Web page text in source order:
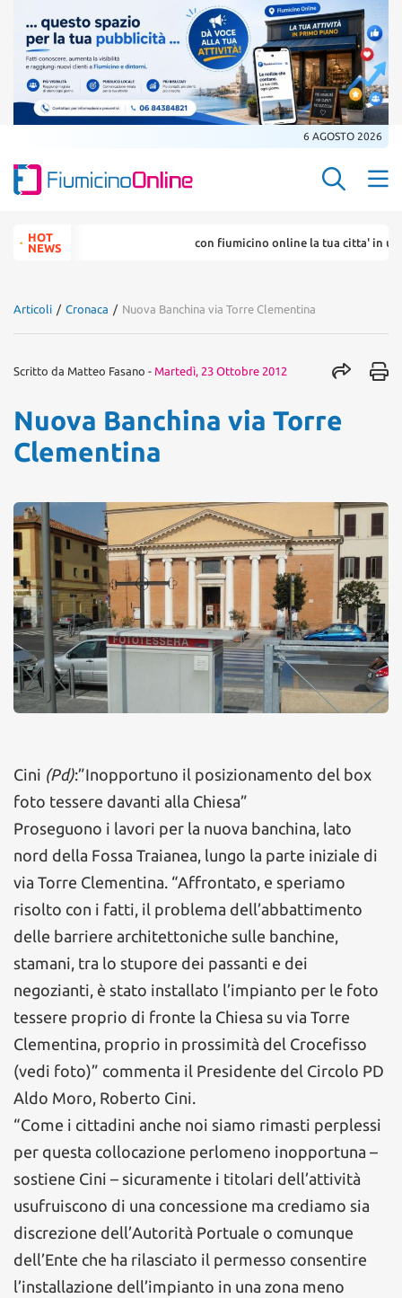
6 AGOSTO 2026
Search
for:HOT
NEWS
con fiumicino online la tua citta' in un
Articoli / Cronaca / Nuova Banchina via Torre Clementina
Scritto da Matteo Fasano - Martedì, 23 Ottobre 2012
Nuova Banchina via Torre
Clementina
Cini (Pd):”Inopportuno il posizionamento del box
foto tessere davanti alla Chiesa”
Proseguono i lavori per la nuova banchina, lato
nord della Fossa Traianea, lungo la parte iniziale di
via Torre Clementina. “Affrontato, e speriamo
risolto con i fatti, il problema dell’abbattimento
delle barriere architettoniche sulle banchine,
stamani, tra lo stupore dei passanti e dei
negozianti, è stato installato l’impianto per le foto
tessere proprio di fronte la Chiesa su via Torre
Clementina, proprio in prossimità del Crocefisso
(vedi foto)” commenta il Presidente del Circolo PD
Aldo Moro, Roberto Cini.
“Come i cittadini anche noi siamo rimasti perplessi
per questa collocazione perlomeno inopportuna –
sostiene Cini – sicuramente i titolari dell’attività
usufruiscono di una concessione ma crediamo sia
discrezione dell’Autorità Portuale o comunque
dell’Ente che ha rilasciato il permesso consentire
l’installazione dell’impianto in una zona meno